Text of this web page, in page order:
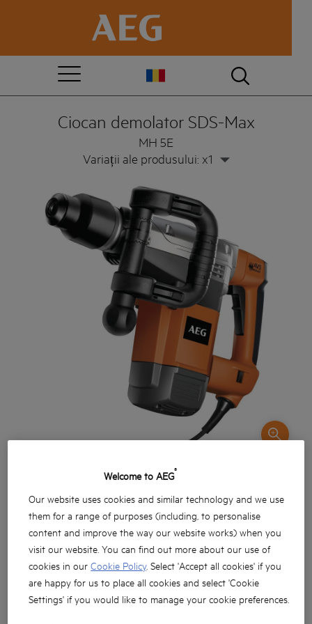
Ciocan demolator SDS-Max
MH 5E
Variații ale produsului: x1
Energie de impact de 8,5 J pentru o dăltuire ușoară
Modul de percuție ușoară reduce energia de impact
Welcome to AEG®
Our website uses cookies and similar technology and we use
them for a range of purposes (including, to personalise
content and improve the way our website works) when you
visit our website. You can find out more about our use of
cookies in ourCookie Policy. Select 'Accept all cookies' if you
are happy for us to place all cookies and select 'Cookie
Settings' if you would like to manage your cookie preferences.